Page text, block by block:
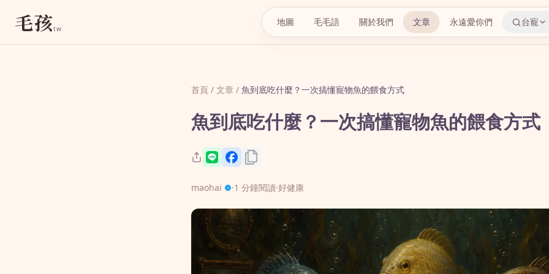
毛孩tw
地圖 毛毛語 關於我們 文章 永遠愛你們 台寵
首頁 / 文章 / 魚到底吃什麼？一次搞懂寵物魚的餵食方式
魚到底吃什麼？一次搞懂寵物魚的餵食方式
maohai ·1 分鐘閱讀·好健康